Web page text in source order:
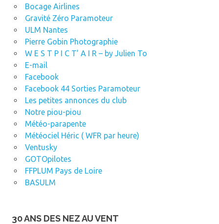
Bocage Airlines
Gravité Zéro Paramoteur
ULM Nantes
Pierre Gobin Photographie
W E S T P I C T’ A I R – by Julien To
E-mail
Facebook
Facebook 44 Sorties Paramoteur
Les petites annonces du club
Notre piou-piou
Météo-parapente
Météociel Héric ( WFR par heure)
Ventusky
GOTOpilotes
FFPLUM Pays de Loire
BASULM
30 ANS DES NEZ AU VENT